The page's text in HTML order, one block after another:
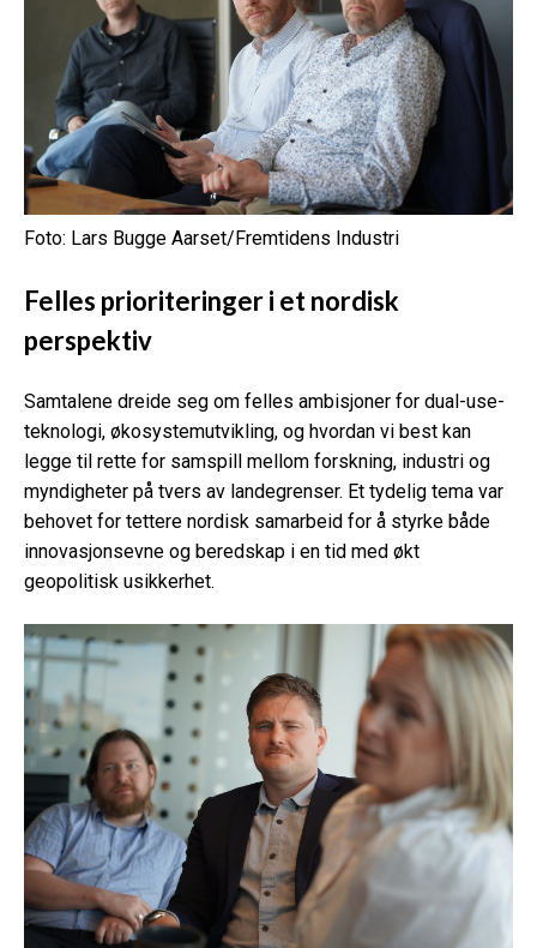
Foto: Lars Bugge Aarset/Fremtidens Industri
Felles prioriteringer i et nordisk
perspektiv
Samtalene dreide seg om felles ambisjoner for dual-use-
teknologi, økosystemutvikling, og hvordan vi best kan
legge til rette for samspill mellom forskning, industri og
myndigheter på tvers av landegrenser. Et tydelig tema var
behovet for tettere nordisk samarbeid for å styrke både
innovasjonsevne og beredskap i en tid med økt
geopolitisk usikkerhet.